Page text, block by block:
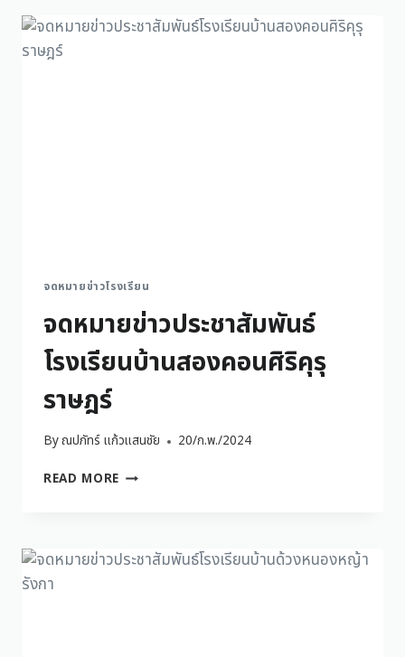
จดหมายข่าวโรงเรียน
จดหมายข่าวประชาสัมพันธ์
โรงเรียนบ้านสองคอนศิริคุรุ
ราษฎร์
Byณปภัทร์ แก้วแสนชัย 20/ก.พ./2024
READ MORE